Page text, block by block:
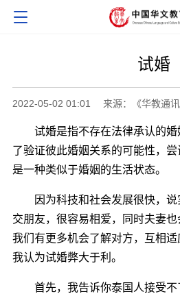
试婚
2022-05-02 01:01 来源：《华教通讯
试婚是指不存在法律承认的婚
了验证彼此婚姻关系的可能性，
是一种类似于婚姻的生活状态。
因为科技和社会发展很快，说
交朋友，很容易相爱，同时夫妻
我们有更多机会了解对方，互相
我认为试婚弊大于利。
首先，我告诉你泰国人接受不